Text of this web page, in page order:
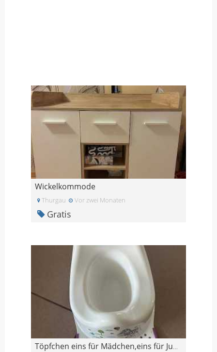
Wickelkommode
Thurgau Vor zwei Monaten
Gratis
Töpfchen eins für Mädchen,eins für Jungs